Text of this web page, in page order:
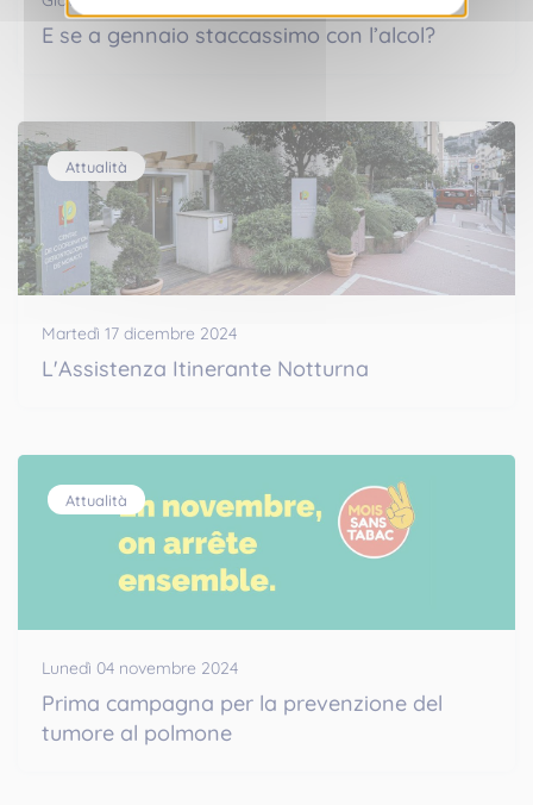
E se a gennaio staccassimo con l’alcol?
Attualità
Martedì 17 dicembre 2024
L'Assistenza Itinerante Notturna
Attualità
Lunedì 04 novembre 2024
Prima campagna per la prevenzione del
tumore al polmone